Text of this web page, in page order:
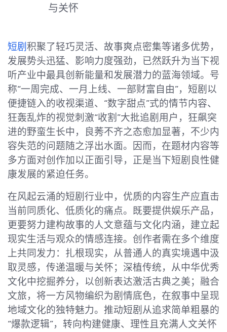
与关怀
短剧 积聚了轻巧灵活、故事爽点密集等诸多优势，
发展势头迅猛、影响力度强劲，已然跃升为当下视
听产业中最具创新能量和发展潜力的蓝海领域。号
称“一周完成、一月上线、一部财富自由”，短剧以
便捷链入的收视渠道、“数字甜点”式的情节内容、
狂轰乱炸的视觉刺激“收割”大批追剧用户，狂飙突
进的野蛮生长中，良莠不齐之态愈加显著，不少内
容失范的问题随之浮出水面。因而，在题材内容等
多方面对创作加以正面引导，正是当下短剧良性健
康发展的紧迫任务。
在风起云涌的短剧行业中，优质的内容生产应直击
当前同质化、低质化的痛点。既要提供娱乐产品，
更要努力建构故事的人文意蕴与文化内涵，建立起
现实生活与观众的情感连接。创作者需在多个维度
上共同发力：扎根现实，从普通人的真实境遇中汲
取灵感，传递温暖与关怀；深植传统，从中华优秀
文化中挖掘养分，以创新表达激活古典之美；融合
文旅，将一方风物编织为剧情底色，在叙事中呈现
地域文化的独特魅力。推动短剧从追求简单粗暴的
“爆款逻辑”，转向构建健康、理性且充满人文关怀